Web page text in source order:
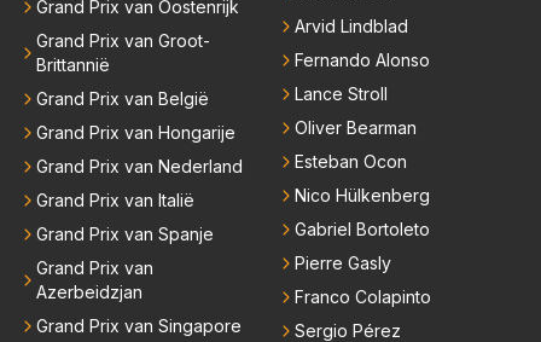
Grand Prix van Oostenrijk
Grand Prix van Groot-
Brittannië
Grand Prix van België
Grand Prix van Hongarije
Grand Prix van Nederland
Grand Prix van Italië
Grand Prix van Spanje
Grand Prix van
Azerbeidzjan
Grand Prix van Singapore
Arvid Lindblad
Fernando Alonso
Lance Stroll
Oliver Bearman
Esteban Ocon
Nico Hülkenberg
Gabriel Bortoleto
Pierre Gasly
Franco Colapinto
Sergio Pérez